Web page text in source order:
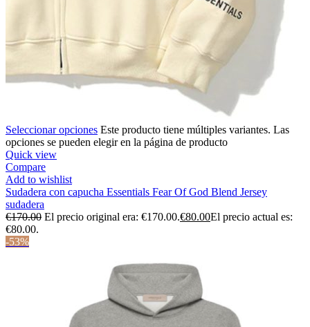
Seleccionar opciones Este producto tiene múltiples variantes. Las
opciones se pueden elegir en la página de producto
Quick view
Compare
Add to wishlist
Sudadera con capucha Essentials Fear Of God Blend Jersey
sudadera
€170.00 El precio original era: €170.00.€80.00El precio actual es:
€80.00.
-53%